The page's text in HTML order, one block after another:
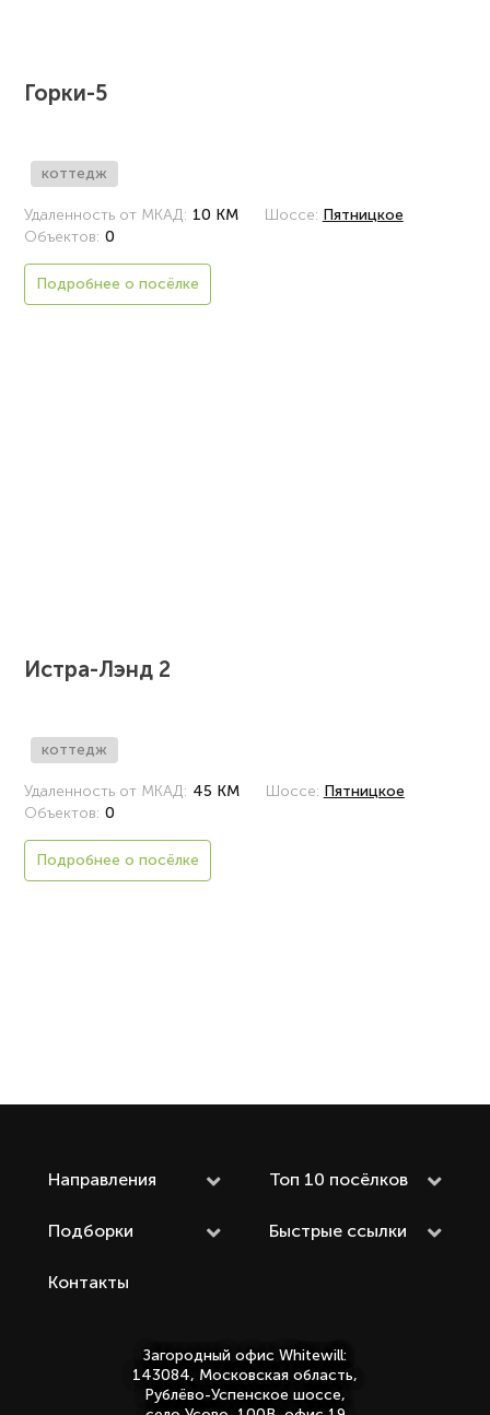
Горки-5
коттедж
Удаленность от МКАД: 10 КМ Шоссе: Пятницкое
Объектов: 0
Подробнее о посёлке
Истра-Лэнд 2
коттедж
Удаленность от МКАД: 45 КМ Шоссе: Пятницкое
Объектов: 0
Подробнее о посёлке
Направления Топ 10 посёлков
Подборки Быстрые ссылки
Контакты
Загородный офис Whitewill:
143084, Московская область,
Рублёво-Успенское шоссе,